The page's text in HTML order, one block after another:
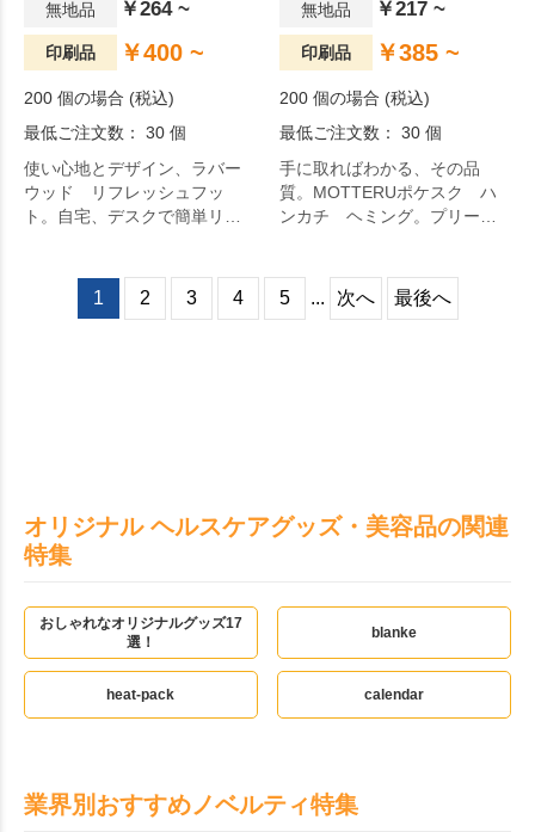
無地品 ￥264 ~
印刷品 ￥400 ~
200 個の場合 (税込)
最低ご注文数： 30 個
使い心地とデザイン、ラバー
ウッド リフレッシュフッ
ト。自宅、デスクで簡単リフ
やすいコンパクトサイズで
無地品 ￥217 ~
印刷品 ￥385 ~
200 個の場合 (税込)
最低ご注文数： 30 個
手に取ればわかる、その品
質。MOTTERUポケスク ハ
ンカチ ヘミング。プリーツ
ツ加工を施し折り目をつける
ことで、簡単に折りたたむこ
1 2 3 4 5 ... 次へ 最後へ
オリジナル ヘルスケアグッズ・美容品の関連
特集
おしゃれなオリジナルグッズ17
選！
blanke
heat-pack calendar
業界別おすすめノベルティ特集